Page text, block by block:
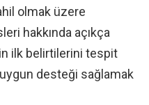
olmak üzere
hakkında açıkça
ilk belirtilerini tespit
desteği sağlamak